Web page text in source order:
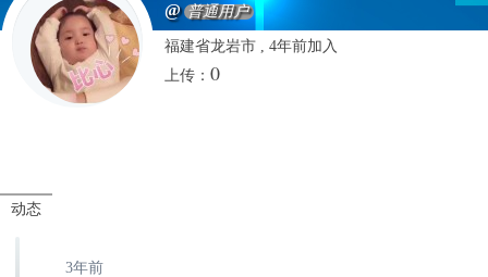
@ 普通用户
福建省龙岩市 , 4年前加入
上传： 0
动态
3年前